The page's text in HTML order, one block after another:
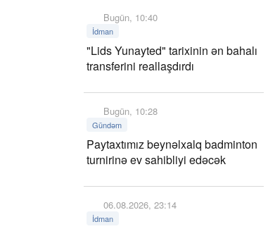
Bugün, 10:40
İdman
"Lids Yunayted" tarixinin ən bahalı
transferini reallaşdırdı
Bugün, 10:28
Gündəm
Paytaxtımız beynəlxalq badminton
turnirinə ev sahibliyi edəcək
06.08.2026, 23:14
İdman